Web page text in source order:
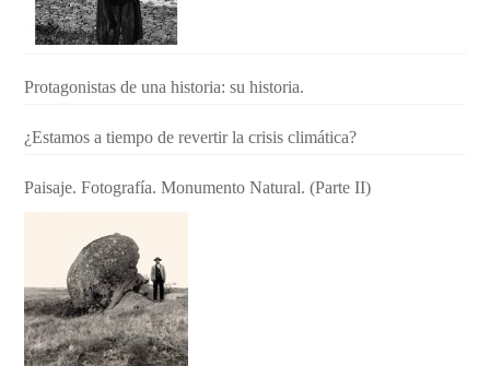
Protagonistas de una historia: su historia.
¿Estamos a tiempo de revertir la crisis climática?
Paisaje. Fotografía. Monumento Natural. (Parte II)